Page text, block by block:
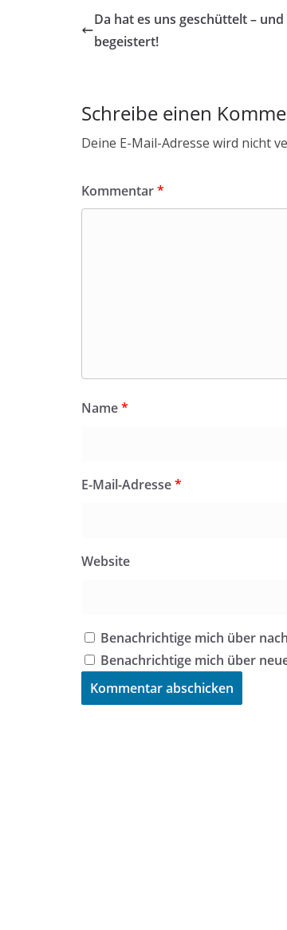
Da hat es uns geschüttelt –
begeistert!
Schreibe einen
Deine E-Mail-Adresse wird nicht
Kommentar*
Name*
E-Mail-Adresse*
Website
Benachrichtige mich über
Benachrichtige mich über